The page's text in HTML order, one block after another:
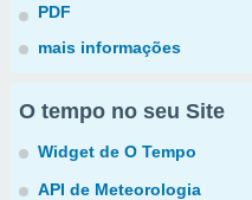
PDF
mais informações
O tempo no seu Site
Widget de O Tempo
API de Meteorologia